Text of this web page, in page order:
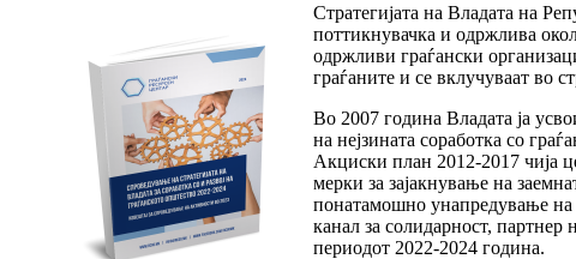
Стратегијата на Владата на
поттикнувачка и одржлива
одржливи граѓански
граѓаните и се вклучуваат во
Во 2007 година Владата ја
на нејзината соработка со
Акциски план 2012-2017 чија
мерки за зајакнување на
понатамошно унапредување на
канал за солидарност, партнер
периодот 2022-2024 година.